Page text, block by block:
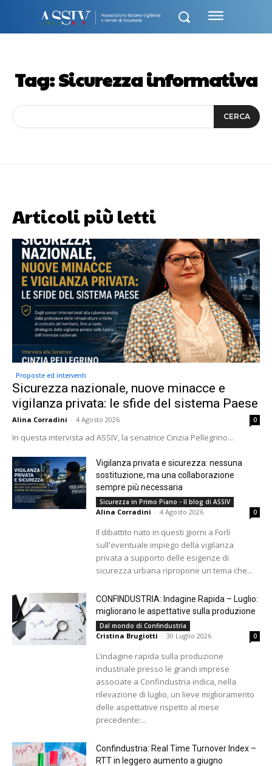
Tag:Sicurezza informativa
CERCA
Articoli più letti
Proposte ed interventi
Sicurezza nazionale, nuove minacce e
vigilanza privata: le sfide del sistema Paese
Alina Corradini - 4 Agosto 2026 0
In questa intervista ad ASSIV, la senatrice Cinzia Pellegrino...
Vigilanza privata e sicurezza: nessuna
sostituzione, ma una collaborazione
sempre più necessaria
Sicurezza in Primo Piano - Il blog di ASSIV
Alina Corradini - 4 Agosto 2026 0
Il dibattito nato in questi giorni a Forlì
sull'eventuale impiego della vigilanza
privata a supporto delle esigenze di
sicurezza urbana ripropone un tema che...
CONFINDUSTRIA: Indagine Rapida – Luglio:
migliorano le aspettative sulla produzione
Dal mondo di Confindustria
Cristina Brugiotti - 30 Luglio 2026 0
L’indagine rapida sulla produzione
industriale presso le grandi imprese
associate a Confindustria indica, nella
rilevazione di luglio, un lieve miglioramento
delle aspettative rispetto al mese
precedente:...
Confindustria: Real Time Turnover Index –
RTT in leggero aumento a giugno